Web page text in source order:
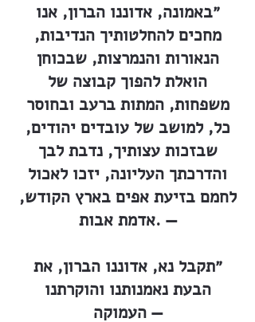
״באמונה, אדוננו הברון, אנו
מחכים להחלטותיך הנדיבות,
הנאורות והנמרצות, שבכוחן
הואלת להפוך קבוצה של
משפחות, המתות ברעב ובחוסר
כל, למושב של עובדים יהודים,
שבזכות עצותיך, נדבת לבך
והדרכתך העליונה, יזכו לאכול
לחמם בזיעת אפים בארץ הקודש,
אדמת אבות. —
״תקבל נא, אדוננו הברון, את
הבעת נאמנותנו והוקרתנו
העמוקה —